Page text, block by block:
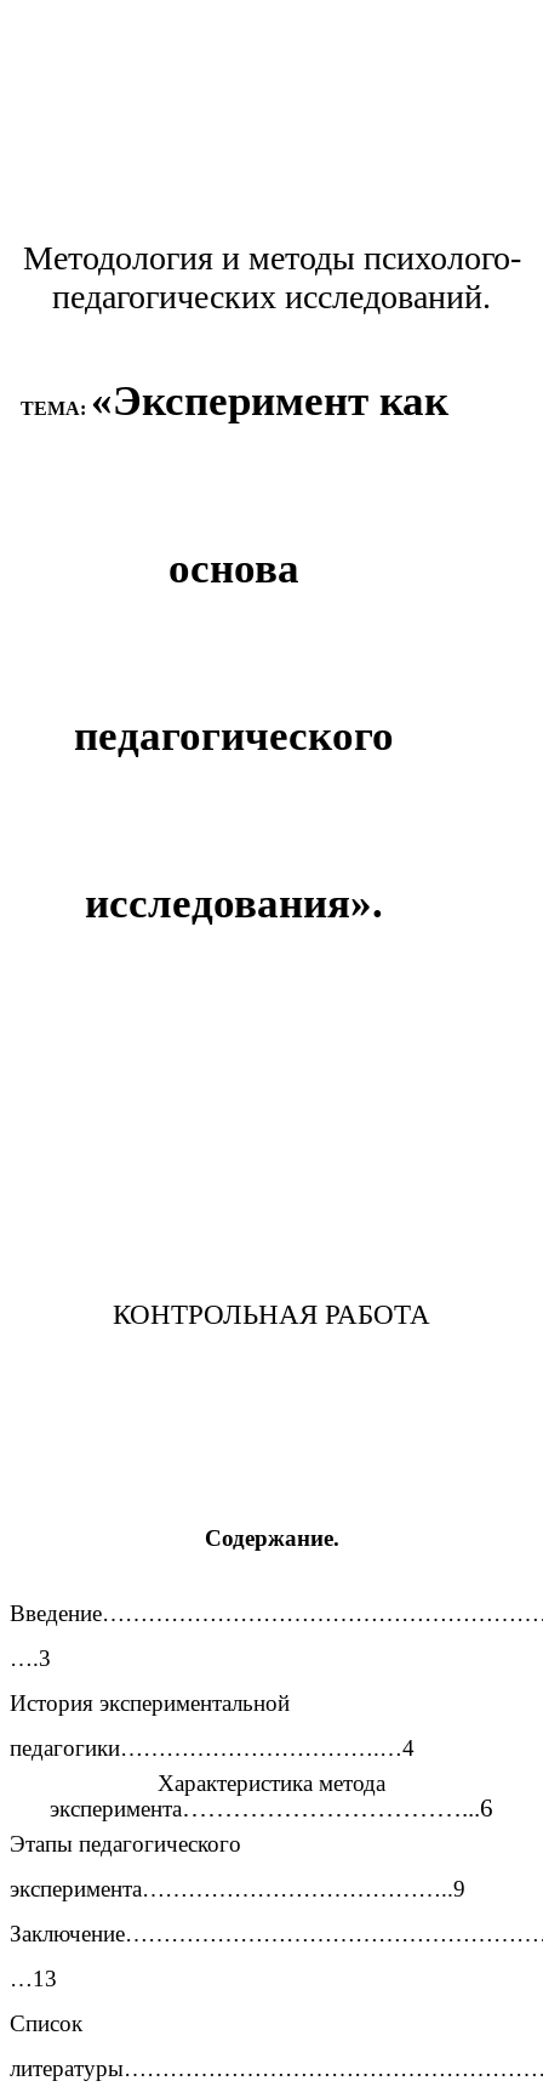
Методология и методы психолого-
педагогических исследований.
ТЕМА: «Эксперимент как
основа
педагогического
исследования».
КОНТРОЛЬНАЯ РАБОТА
Содержание.
….3
История экспериментальной
педагогики…………………………….…4
Характеристика метода
эксперимента……………………………...6
Этапы педагогического
эксперимента…………………………………..9
…13
Список